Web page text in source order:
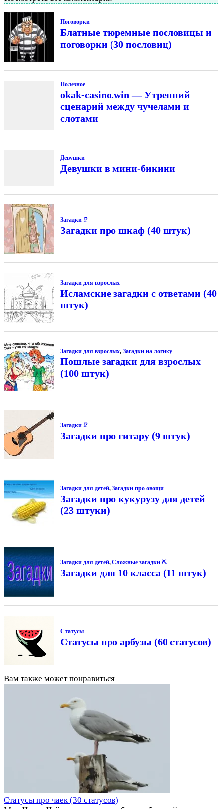
Поговорки
Блатные тюремные пословицы и
поговорки (30 пословиц)
Полезное
okak-casino.win — Утренний
сценарий между чучелами и
слотами
Девушки
Девушки в мини-бикини
Загадки ⁉
Загадки про шкаф (40 штук)
Загадки для взрослых
Исламские загадки с ответами (40
штук)
Загадки для взрослых, Загадки на логику
Пошлые загадки для взрослых
(100 штук)
Загадки ⁉
Загадки про гитару (9 штук)
Загадки для детей, Загадки про овощи
Загадки про кукурузу для детей
(23 штуки)
Загадки для детей, Сложные загадки ⛏
Загадки для 10 класса (11 штук)
Статусы
Статусы про арбузы (60 статусов)
Вам также может понравиться
Статусы про чаек (30 статусов)